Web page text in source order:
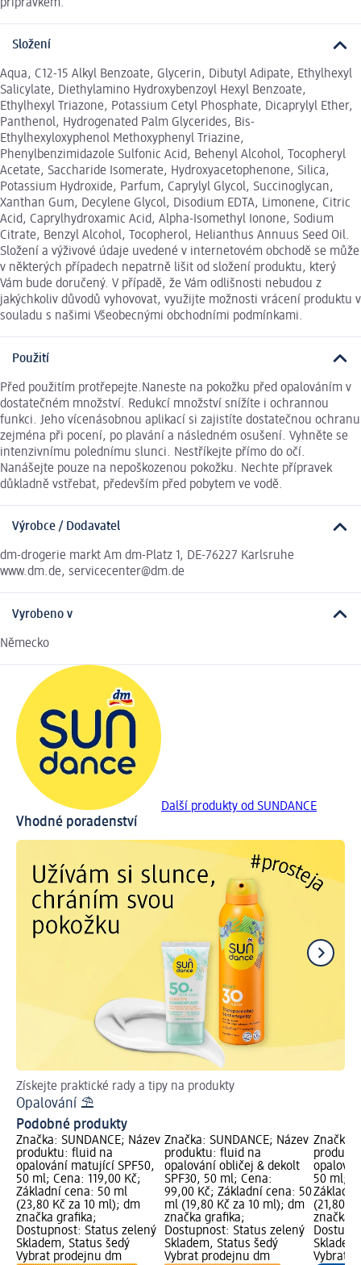
přípravkem.
Složení
Aqua, C12-15 Alkyl Benzoate, Glycerin, Dibutyl Adipate, Ethylhexyl
Salicylate, Diethylamino Hydroxybenzoyl Hexyl Benzoate,
Ethylhexyl Triazone, Potassium Cetyl Phosphate, Dicaprylyl Ether,
Panthenol, Hydrogenated Palm Glycerides, Bis-
Ethylhexyloxyphenol Methoxyphenyl Triazine,
Phenylbenzimidazole Sulfonic Acid, Behenyl Alcohol, Tocopheryl
Acetate, Saccharide Isomerate, Hydroxyacetophenone, Silica,
Potassium Hydroxide, Parfum, Caprylyl Glycol, Succinoglycan,
Xanthan Gum, Decylene Glycol, Disodium EDTA, Limonene, Citric
Acid, Caprylhydroxamic Acid, Alpha-Isomethyl Ionone, Sodium
Citrate, Benzyl Alcohol, Tocopherol, Helianthus Annuus Seed Oil.
Složení a výživové údaje uvedené v internetovém obchodě se může
v některých případech nepatrně lišit od složení produktu, který
Vám bude doručený. V případě, že Vám odlišnosti nebudou z
jakýchkoliv důvodů vyhovovat, využijte možnosti vrácení produktu v
souladu s našimi Všeobecnými obchodními podmínkami.
Použití
Před použitím protřepejte.Naneste na pokožku před opalováním v
dostatečném množství. Redukcí množství snížíte i ochrannou
funkci. Jeho vícenásobnou aplikací si zajistíte dostatečnou ochranu
zejména při pocení, po plavání a následném osušení. Vyhněte se
intenzivnímu polednímu slunci. Nestříkejte přímo do očí.
Nanášejte pouze na nepoškozenou pokožku. Nechte přípravek
důkladně vstřebat, především před pobytem ve vodě.
Výrobce / Dodavatel
dm-drogerie markt Am dm-Platz 1, DE-76227 Karlsruhe
www.dm.de, servicecenter@dm.de
Vyrobeno v
Německo
Další produkty od SUNDANCE
Vhodné poradenství
Získejte praktické rady a tipy na produkty
Opalování ⛱
Podobné produkty
Značka: SUNDANCE; Název
produktu: fluid na
opalování matující SPF50,
50 ml; Cena: 119,00 Kč;
Základní cena: 50 ml
(23,80 Kč za 10 ml); dm
značka grafika;
Dostupnost: Status zelený
Skladem, Status šedý
Vybrat prodejnu dm
Značka: SUNDANCE; Název
produktu: fluid na
opalování obličej & dekolt
SPF30, 50 ml; Cena:
99,00 Kč; Základní cena: 50
ml (19,80 Kč za 10 ml); dm
značka grafika;
Dostupnost: Status zelený
Skladem, Status šedý
Vybrat prodejnu dm
Značka:
50 ml;
(21,80
značka
Vybrat